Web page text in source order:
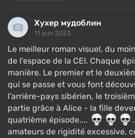
Хухер мудоблин
11 juin 2023
Le meilleur roman visuel, du
de l'espace de la CEI. Chaque
manière. Le premier et le
qui se passe et vous font
l'arrière-pays sibérien, le
partie grâce à Alice - la fille
quatrième épisode....
amateurs de rigidité excessive,